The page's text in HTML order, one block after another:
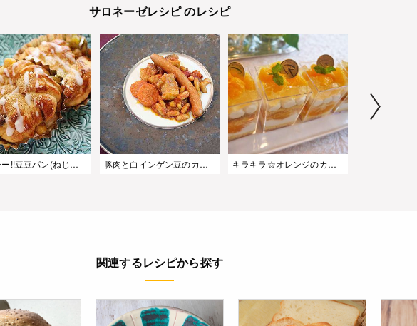
サロネーゼレシピ のレシピ
ヘルシー!!豆豆パン(ねじねじロール) 豚肉と白インゲン豆のカスレ風煮込み キラキラ☆オレンジのカップケーキ
関連するレシピから探す